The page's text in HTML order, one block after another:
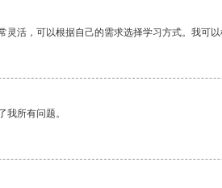
灵活，可以根据自己的需求选择学习方式。我可以
我所有问题。